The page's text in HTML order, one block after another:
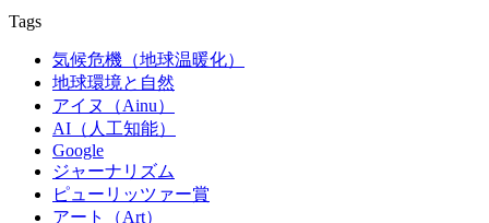
Tags
気候危機（地球温暖化）
地球環境と自然
アイヌ（Ainu）
AI（人工知能）
Google
ジャーナリズム
ピューリッツァー賞
アート（Art）